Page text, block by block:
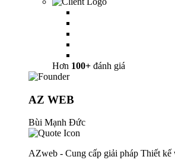
Hơn 100+ đánh giá
AZ WEB
Bùi Mạnh Đức
AZweb - Cung cấp giải pháp Thiết kế